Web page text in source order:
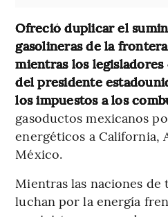
Ofreció duplicar el
gasolineras de la
mientras los
del presidente
los impuestos a los
gasoductos mexicanos
energéticos a California,
México.
Mientras las naciones de
luchan por la energía